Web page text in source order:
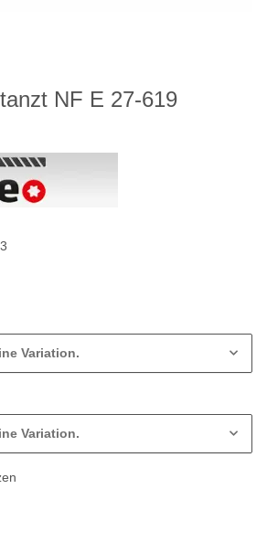
NF E 27-619
Variation.
Variation.